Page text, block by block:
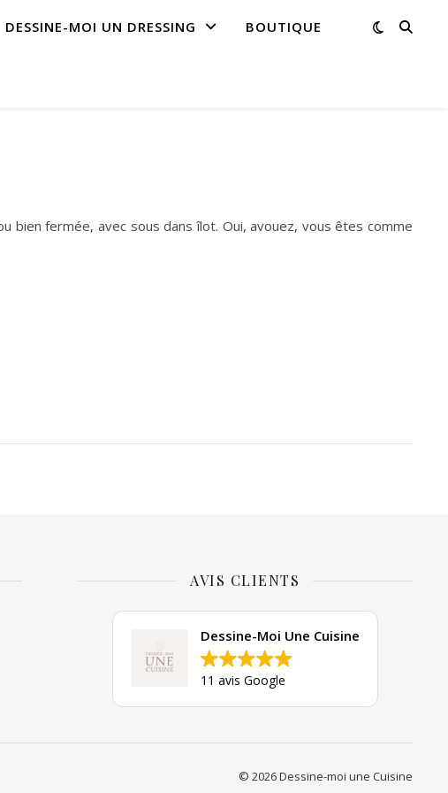
DESSINE-MOI UN DRESSING BOUTIQUE
bien fermée, avec sous dans îlot. Oui, avouez, vous êtes comme
AVIS CLIENTS
Dessine-Moi Une Cuisine
11 avis Google
© 2026 Dessine-moi une Cuisine